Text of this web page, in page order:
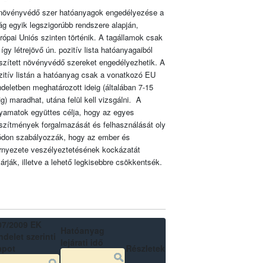
szer hatóanyagok engedélyezése a
egyik legszigorúbb rendszere alapján,
Uniós szinten történik. A tagállamok csak
létrejövő ún. pozitív lista hatóanyagaiból
növényvédő szereket engedélyezhetik. A
listán a hatóanyag csak a vonatkozó EU
meghatározott ideig (általában 7-15
maradhat, utána felül kell vizsgálni. A
együttes célja, hogy az egyes
forgalmazását és felhasználását oly
szabályozzák, hogy az ember és
veszélyeztetésének kockázatát
illetve a lehető legkisebbre csökkentsék.